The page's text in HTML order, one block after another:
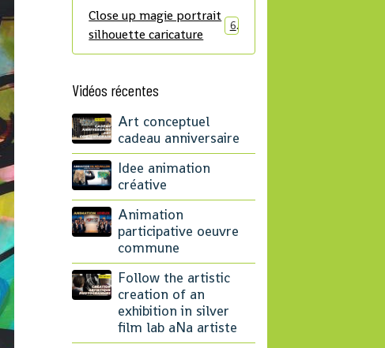
Close up magie portrait
silhouette caricature
6
Vidéos récentes
Art conceptuel
cadeau anniversaire
Idee animation
créative
Animation
participative oeuvre
commune
Follow the artistic
creation of an
exhibition in silver
film lab aNa artiste